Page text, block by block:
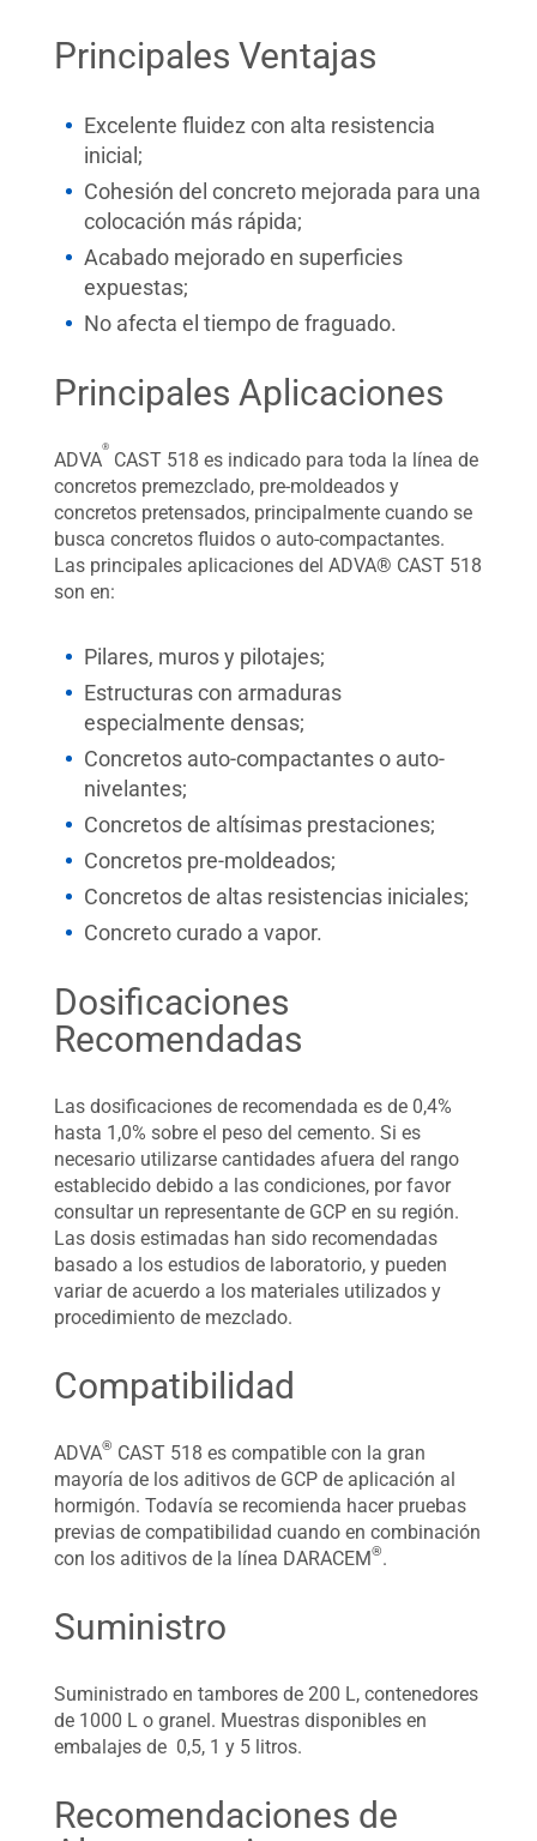
Principales Ventajas
Excelente fluidez con alta resistencia
inicial;
Cohesión del concreto mejorada para una
colocación más rápida;
Acabado mejorado en superficies
expuestas;
No afecta el tiempo de fraguado.
Principales Aplicaciones
ADVA
®
CAST 518 es indicado para toda la línea de
concretos premezclado, pre-moldeados y
concretos pretensados, principalmente cuando se
busca concretos fluidos o auto-compactantes.
Las principales aplicaciones del ADVA® CAST 518
son en:
Pilares, muros y pilotajes;
Estructuras con armaduras
especialmente densas;
Concretos auto-compactantes o auto-
nivelantes;
Concretos de altísimas prestaciones;
Concretos pre-moldeados;
Concretos de altas resistencias iniciales;
Concreto curado a vapor.
Dosificaciones
Recomendadas
Las dosificaciones de recomendada es de 0,4%
hasta 1,0% sobre el peso del cemento. Si es
necesario utilizarse cantidades afuera del rango
establecido debido a las condiciones, por favor
consultar un representante de GCP en su región.
Las dosis estimadas han sido recomendadas
basado a los estudios de laboratorio, y pueden
variar de acuerdo a los materiales utilizados y
procedimiento de mezclado.
Compatibilidad
ADVA® CAST 518 es compatible con la gran
mayoría de los aditivos de GCP de aplicación al
hormigón. Todavía se recomienda hacer pruebas
previas de compatibilidad cuando en combinación
con los aditivos de la línea DARACEM®.
Suministro
Suministrado en tambores de 200 L, contenedores
de 1000 L o granel. Muestras disponibles en
embalajes de 0,5, 1 y 5 litros.
Recomendaciones de